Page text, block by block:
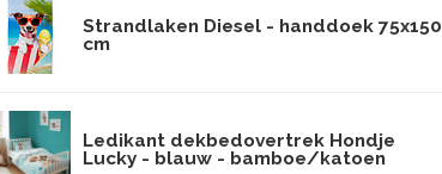
Strandlaken Diesel - handdoek 75x150
cm
Ledikant dekbedovertrek Hondje
Lucky - blauw - bamboe/katoen